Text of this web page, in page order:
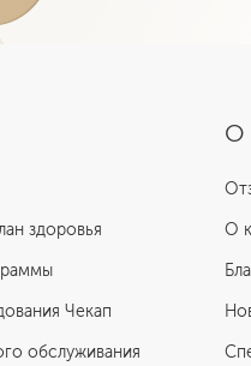
О
О
здоровья
Чекап
обслуживания